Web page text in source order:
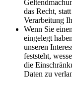
das Recht,
Verarbeitung
Wenn Sie
eingelegt
unseren
feststeht,
die
Daten zu